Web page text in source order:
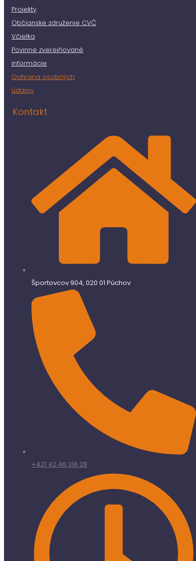
Projekty
Občianske združenie CVČ
Včielka
Povinne zverejňované
informácie
Ochrana osobných
údajov
Kontakt
Športovcov 904, 020 01 Púchov
+421 42 46 316 28